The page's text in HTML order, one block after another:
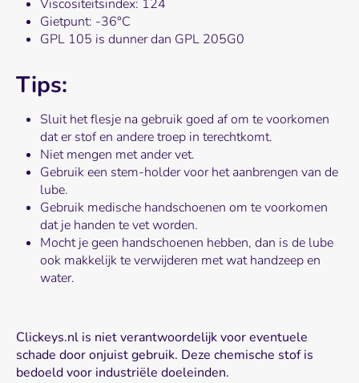
Viscositeitsindex: 124
Gietpunt: -36°C
GPL 105 is dunner dan GPL 205G0
Tips:
Sluit het flesje na gebruik goed af om te voorkomen
dat er stof en andere troep in terechtkomt.
Niet mengen met ander vet.
Gebruik een stem-holder voor het aanbrengen van de
lube.
Gebruik medische handschoenen om te voorkomen
dat je handen te vet worden.
Mocht je geen handschoenen hebben, dan is de lube
ook makkelijk te verwijderen met wat handzeep en
water.
Clickeys.nl is niet verantwoordelijk voor eventuele
schade door onjuist gebruik. Deze chemische stof is
bedoeld voor industriële doeleinden.